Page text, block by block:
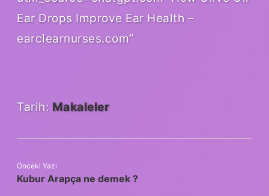
Ear Drops Improve Ear Health –
earclearnurses.com”
Tarih: Makaleler
Önceki Yazı
Kubur Arapça ne demek ?